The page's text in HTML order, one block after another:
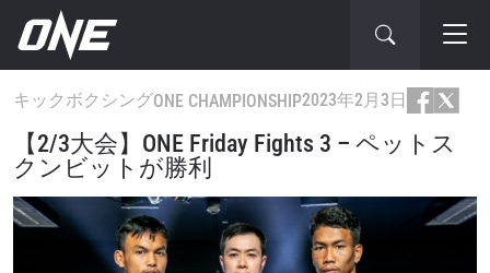
キックボクシングONE CHAMPIONSHIP2023年2月3日
【2/3大会】ONE Friday Fights 3 – ペットス
クンビットが勝利